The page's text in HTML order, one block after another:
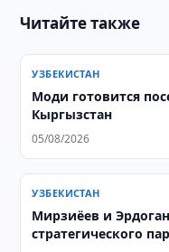
Читайте также
УЗБЕКИСТАН
Моди готовится
Кыргызстан
05/08/2026
УЗБЕКИСТАН
Мирзиёев и
стратегического